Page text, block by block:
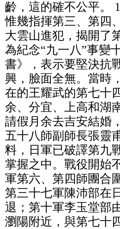
齡，這的確不公平。
惟幾指揮第三、第四
大雲山進犯，揭開了
為紀念“九一八”事變
書》，表示要堅決抗
興，臉面全無。當時
在的王耀武的第七十
余、分宜、上高和湖
請假月余去吉安結婚
五十八師副師長張靈
料，日軍已破譯第九
掌握之中。戰役開始
軍第六、第四師團合
第三十七軍陳沛部在
退；第十軍李玉堂部
瀏陽附近，與第七十